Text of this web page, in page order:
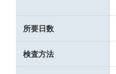
所要日数
検査方法